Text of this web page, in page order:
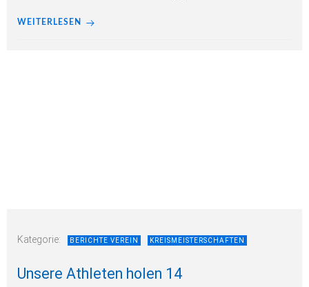
WEITERLESEN
Kategorie: BERICHTE VEREIN KREISMEISTERSCHAFTEN
Unsere Athleten holen 14